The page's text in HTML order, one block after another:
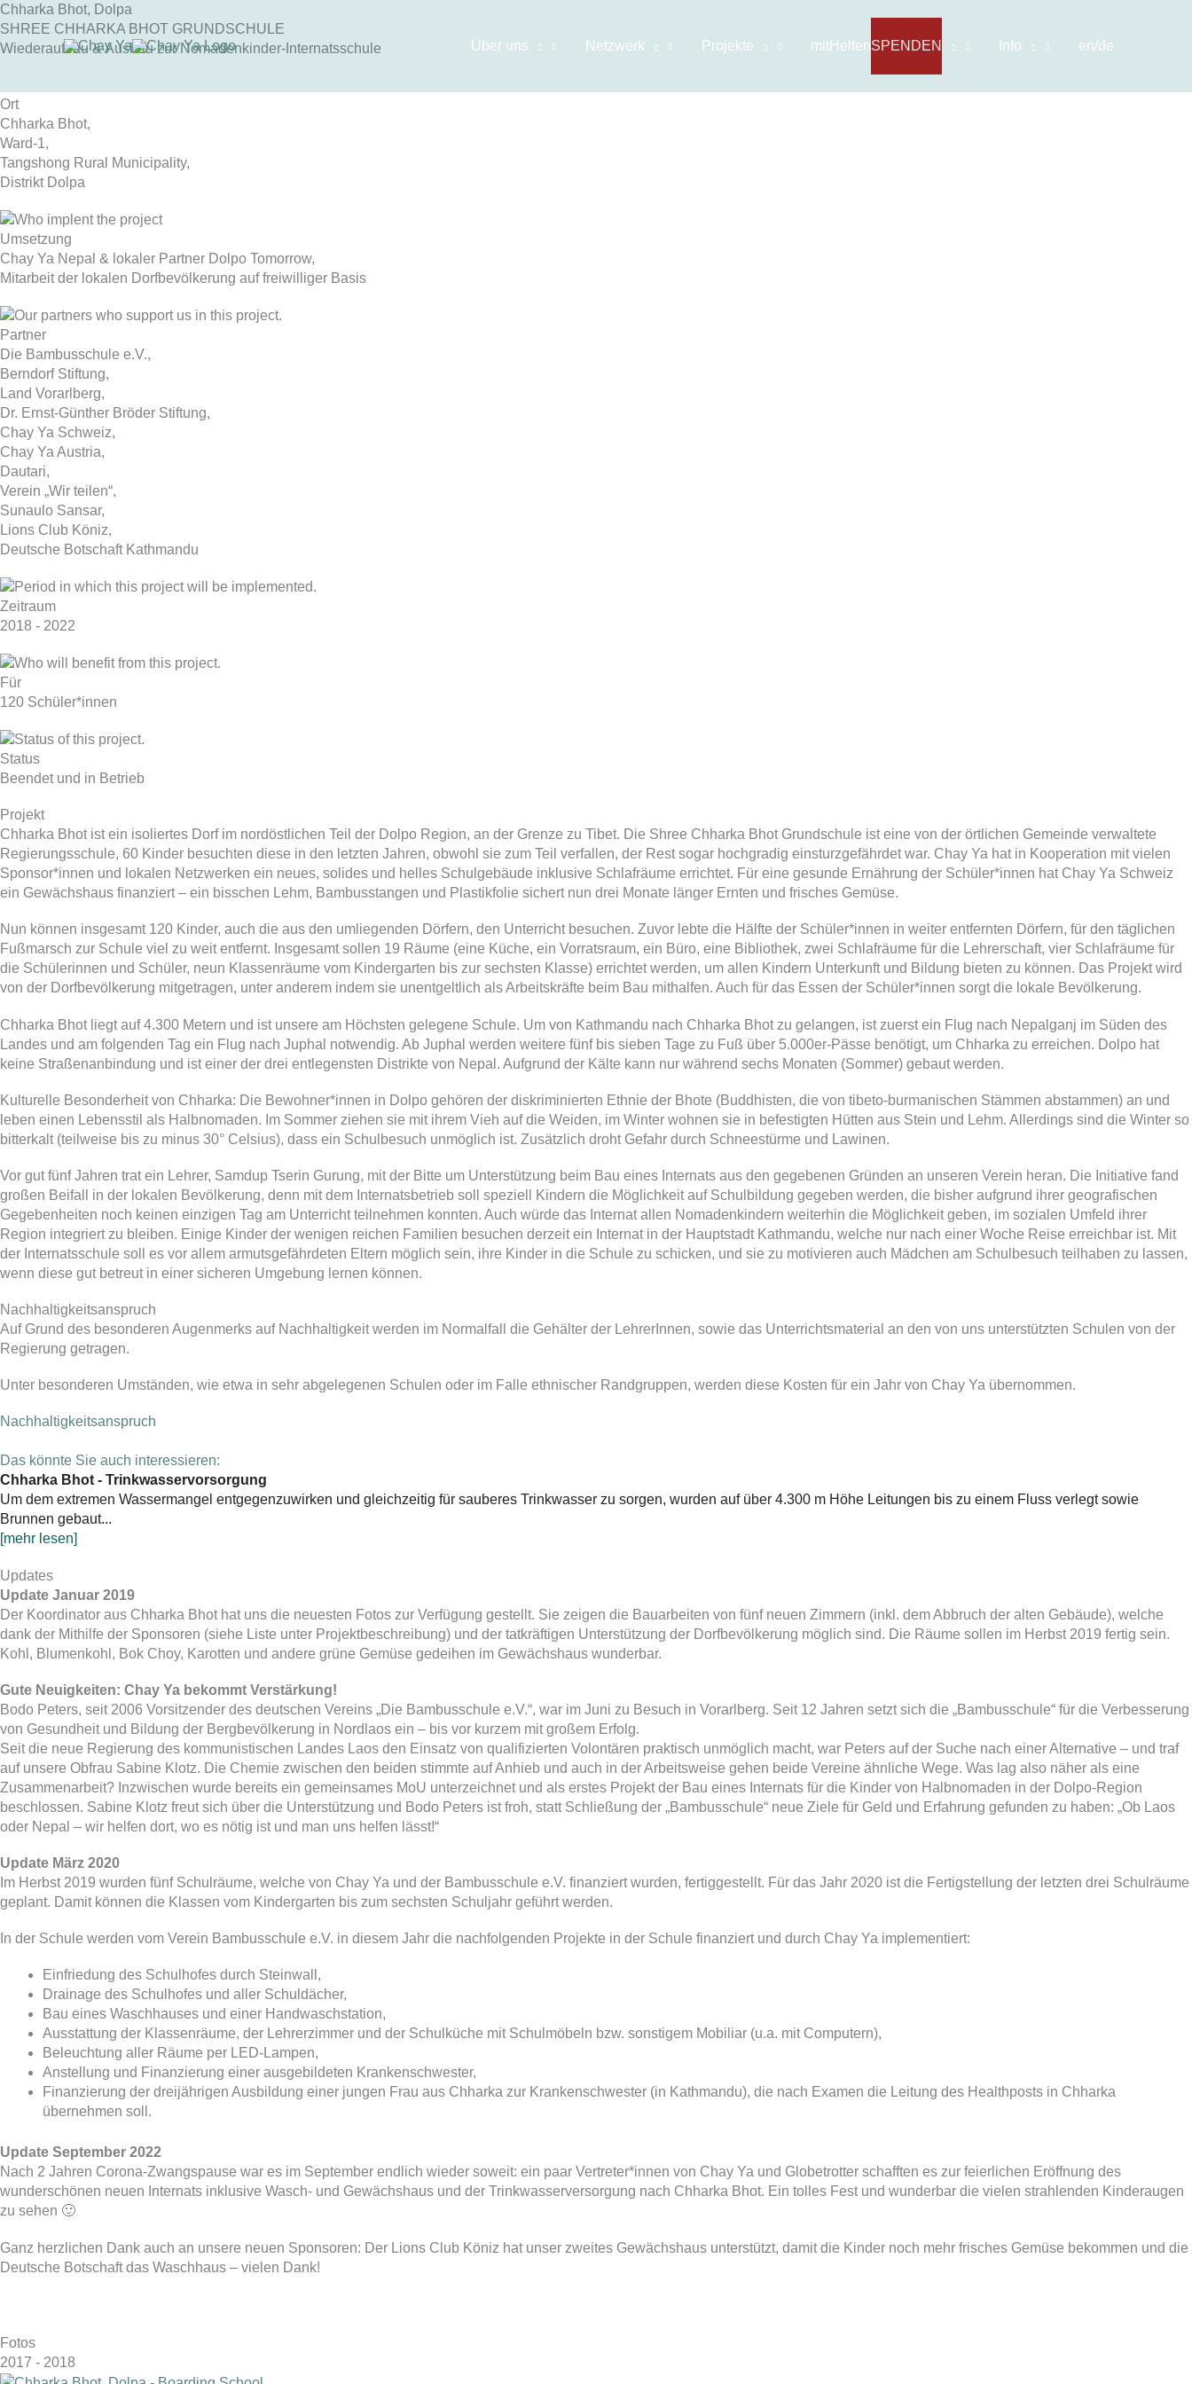
Skip
to
content
Über uns Netzwerk Projekte mitHelfenSPENDEN Info en/de
Chharka Bhot, Dolpa
SHREE CHHARKA BHOT GRUNDSCHULE
Wiederaufbau & Ausbau zur Nomadenkinder-Internatsschule
Ort
Chharka Bhot,
Ward-1,
Tangshong Rural Municipality,
Distrikt Dolpa
Umsetzung
Chay Ya Nepal & lokaler Partner Dolpo Tomorrow,
Mitarbeit der lokalen Dorfbevölkerung auf freiwilliger Basis
Partner
Die Bambusschule e.V.,
Berndorf Stiftung,
Land Vorarlberg,
Dr. Ernst-Günther Bröder Stiftung,
Chay Ya Schweiz,
Chay Ya Austria,
Dautari,
Verein „Wir teilen“,
Sunaulo Sansar,
Lions Club Köniz,
Deutsche Botschaft Kathmandu
Zeitraum
2018 - 2022
Für
120 Schüler*innen
Status
Beendet und in Betrieb
Projekt
Chharka Bhot ist ein isoliertes Dorf im nordöstlichen Teil der Dolpo Region, an der Grenze zu Tibet. Die Shree Chharka Bhot Grundschule ist eine von der örtlichen Gemeinde verwaltete
Regierungsschule, 60 Kinder besuchten diese in den letzten Jahren, obwohl sie zum Teil verfallen, der Rest sogar hochgradig einsturzgefährdet war. Chay Ya hat in Kooperation mit vielen
Sponsor*innen und lokalen Netzwerken ein neues, solides und helles Schulgebäude inklusive Schlafräume errichtet. Für eine gesunde Ernährung der Schüler*innen hat Chay Ya Schweiz
ein Gewächshaus finanziert – ein bisschen Lehm, Bambusstangen und Plastikfolie sichert nun drei Monate länger Ernten und frisches Gemüse.
Nun können insgesamt 120 Kinder, auch die aus den umliegenden Dörfern, den Unterricht besuchen. Zuvor lebte die Hälfte der Schüler*innen in weiter entfernten Dörfern, für den täglichen
Fußmarsch zur Schule viel zu weit entfernt. Insgesamt sollen 19 Räume (eine Küche, ein Vorratsraum, ein Büro, eine Bibliothek, zwei Schlafräume für die Lehrerschaft, vier Schlafräume für
die Schülerinnen und Schüler, neun Klassenräume vom Kindergarten bis zur sechsten Klasse) errichtet werden, um allen Kindern Unterkunft und Bildung bieten zu können. Das Projekt wird
von der Dorfbevölkerung mitgetragen, unter anderem indem sie unentgeltlich als Arbeitskräfte beim Bau mithalfen. Auch für das Essen der Schüler*innen sorgt die lokale Bevölkerung.
Chharka Bhot liegt auf 4.300 Metern und ist unsere am Höchsten gelegene Schule. Um von Kathmandu nach Chharka Bhot zu gelangen, ist zuerst ein Flug nach Nepalganj im Süden des
Landes und am folgenden Tag ein Flug nach Juphal notwendig. Ab Juphal werden weitere fünf bis sieben Tage zu Fuß über 5.000er-Pässe benötigt, um Chharka zu erreichen. Dolpo hat
keine Straßenanbindung und ist einer der drei entlegensten Distrikte von Nepal. Aufgrund der Kälte kann nur während sechs Monaten (Sommer) gebaut werden.
Kulturelle Besonderheit von Chharka: Die Bewohner*innen in Dolpo gehören der diskriminierten Ethnie der Bhote (Buddhisten, die von tibeto-burmanischen Stämmen abstammen) an und
leben einen Lebensstil als Halbnomaden. Im Sommer ziehen sie mit ihrem Vieh auf die Weiden, im Winter wohnen sie in befestigten Hütten aus Stein und Lehm. Allerdings sind die Winter so
bitterkalt (teilweise bis zu minus 30° Celsius), dass ein Schulbesuch unmöglich ist. Zusätzlich droht Gefahr durch Schneestürme und Lawinen.
Vor gut fünf Jahren trat ein Lehrer, Samdup Tserin Gurung, mit der Bitte um Unterstützung beim Bau eines Internats aus den gegebenen Gründen an unseren Verein heran. Die Initiative fand
großen Beifall in der lokalen Bevölkerung, denn mit dem Internatsbetrieb soll speziell Kindern die Möglichkeit auf Schulbildung gegeben werden, die bisher aufgrund ihrer geografischen
Gegebenheiten noch keinen einzigen Tag am Unterricht teilnehmen konnten. Auch würde das Internat allen Nomadenkindern weiterhin die Möglichkeit geben, im sozialen Umfeld ihrer
Region integriert zu bleiben. Einige Kinder der wenigen reichen Familien besuchen derzeit ein Internat in der Hauptstadt Kathmandu, welche nur nach einer Woche Reise erreichbar ist. Mit
der Internatsschule soll es vor allem armutsgefährdeten Eltern möglich sein, ihre Kinder in die Schule zu schicken, und sie zu motivieren auch Mädchen am Schulbesuch teilhaben zu lassen,
wenn diese gut betreut in einer sicheren Umgebung lernen können.
Nachhaltigkeitsanspruch
Auf Grund des besonderen Augenmerks auf Nachhaltigkeit werden im Normalfall die Gehälter der LehrerInnen, sowie das Unterrichtsmaterial an den von uns unterstützten Schulen von der
Regierung getragen.
Unter besonderen Umständen, wie etwa in sehr abgelegenen Schulen oder im Falle ethnischer Randgruppen, werden diese Kosten für ein Jahr von Chay Ya übernommen.
Nachhaltigkeitsanspruch
Das könnte Sie auch interessieren:
Chharka Bhot - Trinkwasservorsorgung
Um dem extremen Wassermangel entgegenzuwirken und gleichzeitig für sauberes Trinkwasser zu sorgen, wurden auf über 4.300 m Höhe Leitungen bis zu einem Fluss verlegt sowie
Brunnen gebaut...
[mehr lesen]
Updates
Update Januar 2019
Der Koordinator aus Chharka Bhot hat uns die neuesten Fotos zur Verfügung gestellt. Sie zeigen die Bauarbeiten von fünf neuen Zimmern (inkl. dem Abbruch der alten Gebäude), welche
dank der Mithilfe der Sponsoren (siehe Liste unter Projektbeschreibung) und der tatkräftigen Unterstützung der Dorfbevölkerung möglich sind. Die Räume sollen im Herbst 2019 fertig sein.
Kohl, Blumenkohl, Bok Choy, Karotten und andere grüne Gemüse gedeihen im Gewächshaus wunderbar.
Gute Neuigkeiten: Chay Ya bekommt Verstärkung!
Bodo Peters, seit 2006 Vorsitzender des deutschen Vereins „Die Bambusschule e.V.“, war im Juni zu Besuch in Vorarlberg. Seit 12 Jahren setzt sich die „Bambusschule“ für die Verbesserung
von Gesundheit und Bildung der Bergbevölkerung in Nordlaos ein – bis vor kurzem mit großem Erfolg.
Seit die neue Regierung des kommunistischen Landes Laos den Einsatz von qualifizierten Volontären praktisch unmöglich macht, war Peters auf der Suche nach einer Alternative – und traf
auf unsere Obfrau Sabine Klotz. Die Chemie zwischen den beiden stimmte auf Anhieb und auch in der Arbeitsweise gehen beide Vereine ähnliche Wege. Was lag also näher als eine
Zusammenarbeit? Inzwischen wurde bereits ein gemeinsames MoU unterzeichnet und als erstes Projekt der Bau eines Internats für die Kinder von Halbnomaden in der Dolpo-Region
beschlossen. Sabine Klotz freut sich über die Unterstützung und Bodo Peters ist froh, statt Schließung der „Bambusschule“ neue Ziele für Geld und Erfahrung gefunden zu haben: „Ob Laos
oder Nepal – wir helfen dort, wo es nötig ist und man uns helfen lässt!“
Update März 2020
Im Herbst 2019 wurden fünf Schulräume, welche von Chay Ya und der Bambusschule e.V. finanziert wurden, fertiggestellt. Für das Jahr 2020 ist die Fertigstellung der letzten drei Schulräume
geplant. Damit können die Klassen vom Kindergarten bis zum sechsten Schuljahr geführt werden.
In der Schule werden vom Verein Bambusschule e.V. in diesem Jahr die nachfolgenden Projekte in der Schule finanziert und durch Chay Ya implementiert:
Einfriedung des Schulhofes durch Steinwall,
Drainage des Schulhofes und aller Schuldächer,
Bau eines Waschhauses und einer Handwaschstation,
Ausstattung der Klassenräume, der Lehrerzimmer und der Schulküche mit Schulmöbeln bzw. sonstigem Mobiliar (u.a. mit Computern),
Beleuchtung aller Räume per LED-Lampen,
Anstellung und Finanzierung einer ausgebildeten Krankenschwester,
Finanzierung der dreijährigen Ausbildung einer jungen Frau aus Chharka zur Krankenschwester (in Kathmandu), die nach Examen die Leitung des Healthposts in Chharka
übernehmen soll.
Update September 2022
Nach 2 Jahren Corona-Zwangspause war es im September endlich wieder soweit: ein paar Vertreter*innen von Chay Ya und Globetrotter schafften es zur feierlichen Eröffnung des
wunderschönen neuen Internats inklusive Wasch- und Gewächshaus und der Trinkwasserversorgung nach Chharka Bhot. Ein tolles Fest und wunderbar die vielen strahlenden Kinderaugen
zu sehen 🙂
Ganz herzlichen Dank auch an unsere neuen Sponsoren: Der Lions Club Köniz hat unser zweites Gewächshaus unterstützt, damit die Kinder noch mehr frisches Gemüse bekommen und die
Deutsche Botschaft das Waschhaus – vielen Dank!
Fotos
2017 - 2018